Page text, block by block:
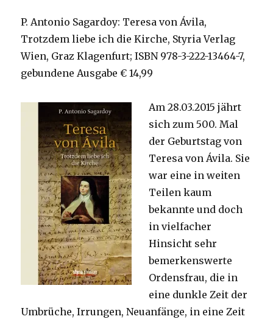
P. Antonio Sagardoy: Teresa von Ávila,
Trotzdem liebe ich die Kirche, Styria Verlag
Wien, Graz Klagenfurt; ISBN 978-3-222-13464-7,
gebundene Ausgabe € 14,99
Am 28.03.2015 jährt
sich zum 500. Mal
der Geburtstag von
Teresa von Ávila. Sie
war eine in weiten
Teilen kaum
bekannte und doch
in vielfacher
Hinsicht sehr
bemerkenswerte
Ordensfrau, die in
eine dunkle Zeit der
Umbrüche, Irrungen, Neuanfänge, in eine Zeit